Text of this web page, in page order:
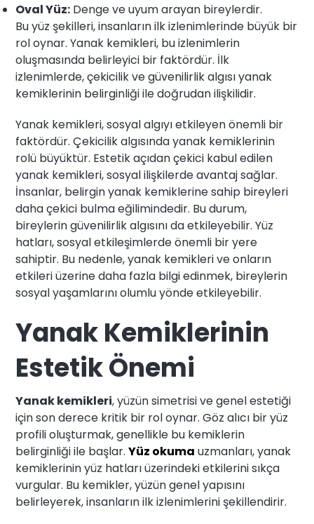
Oval Yüz: Denge ve uyum arayan bireylerdir.
Bu yüz şekilleri, insanların ilk izlenimlerinde büyük bir
rol oynar. Yanak kemikleri, bu izlenimlerin
oluşmasında belirleyici bir faktördür. İlk
izlenimlerde, çekicilik ve güvenilirlik algısı yanak
kemiklerinin belirginliği ile doğrudan ilişkilidir.
Yanak kemikleri, sosyal algıyı etkileyen önemli bir
faktördür. Çekicilik algısında yanak kemiklerinin
rolü büyüktür. Estetik açıdan çekici kabul edilen
yanak kemikleri, sosyal ilişkilerde avantaj sağlar.
İnsanlar, belirgin yanak kemiklerine sahip bireyleri
daha çekici bulma eğilimindedir. Bu durum,
bireylerin güvenilirlik algısını da etkileyebilir. Yüz
hatları, sosyal etkileşimlerde önemli bir yere
sahiptir. Bu nedenle, yanak kemikleri ve onların
etkileri üzerine daha fazla bilgi edinmek, bireylerin
sosyal yaşamlarını olumlu yönde etkileyebilir.
Yanak Kemiklerinin
Estetik Önemi
Yanak kemikleri, yüzün simetrisi ve genel estetiği
için son derece kritik bir rol oynar. Göz alıcı bir yüz
profili oluşturmak, genellikle bu kemiklerin
belirginliği ile başlar.Yüz okuma uzmanları, yanak
kemiklerinin yüz hatları üzerindeki etkilerini sıkça
vurgular. Bu kemikler, yüzün genel yapısını
belirleyerek, insanların ilk izlenimlerini şekillendirir.